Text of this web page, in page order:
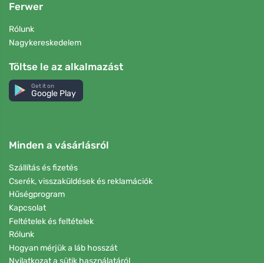
Ferwer
Rólunk
Nagykereskedelem
Töltse le az alkalmazást
Get it on
Google Play
Minden a vásárlásról
Szállítás és fizetés
Cserék, visszaküldések és reklamációk
Hűségprogram
Kapcsolat
Feltételek és feltételek
Rólunk
Hogyan mérjük a láb hosszát